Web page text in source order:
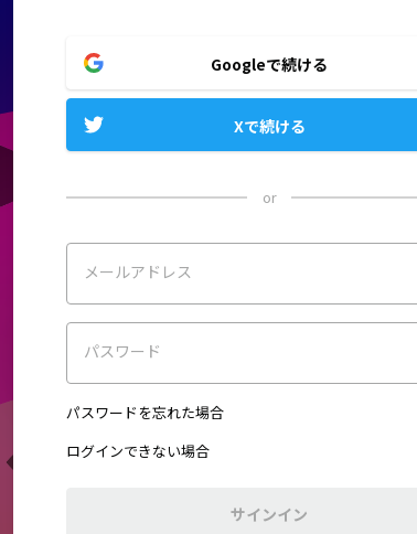
Googleで続ける
Xで続ける
or
メールアドレス
パスワード
パスワードを忘れた場合
ログインできない場合
サインイン